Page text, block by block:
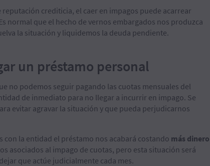
crediticia, el caer en impagos puede acarrear
normal que el hecho de vernos embargados nos produzca
la situación y liquidemos la deuda pendiente.
un préstamo personal
no podemos seguir pagando las cuotas mensuales del
de inmediato para no llegar a incurrir en impago. Se
evitar agravar la situación y que pueda perjudicarnos
con la entidad el préstamo nos acabará costando más dinero
asociados al impago de cuotas, pero esta situación será
que actúe judicialmente cada mes.